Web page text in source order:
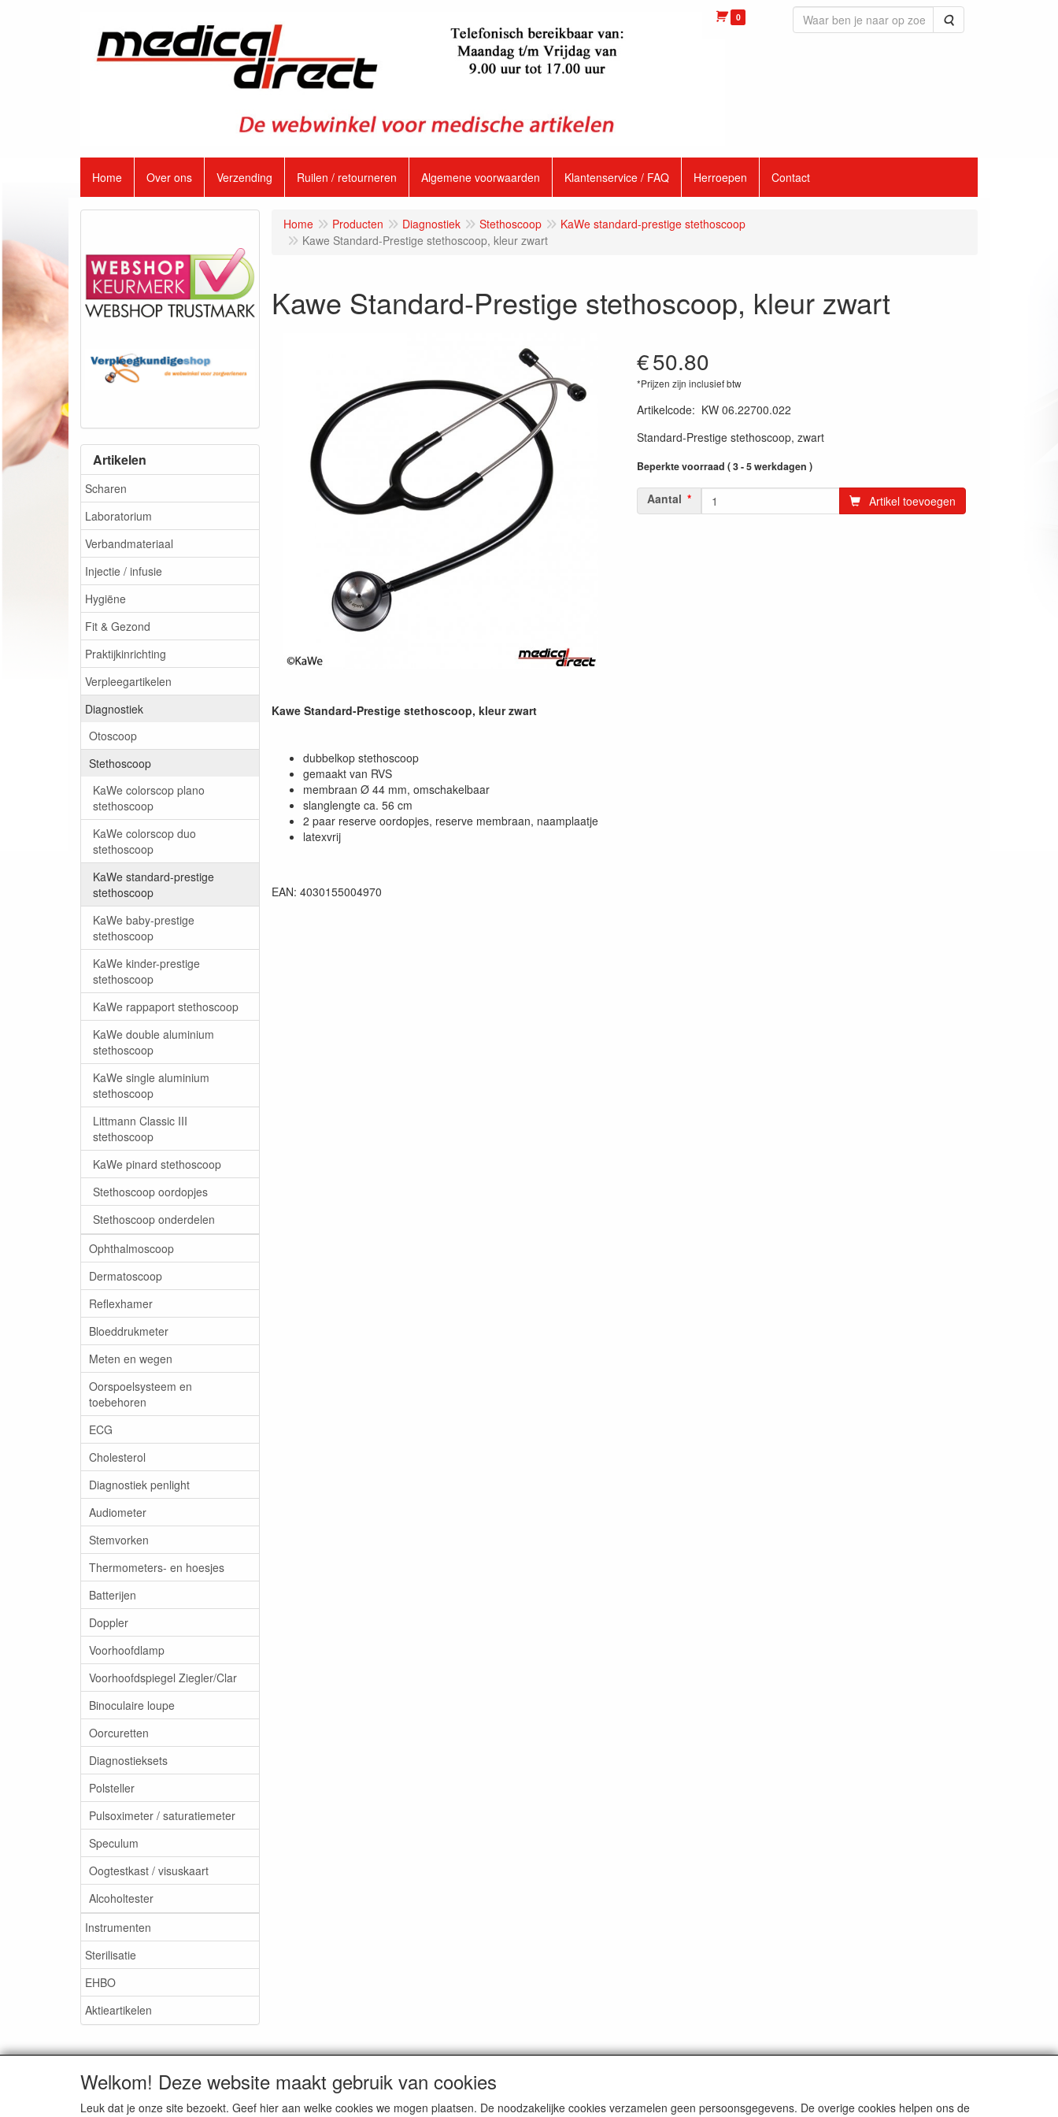
0 Zoeken
Home Over ons Verzending Ruilen / retourneren Algemene voorwaarden Klantenservice / FAQ Herroepen Contact
Artikelen
Scharen
Laboratorium
Verbandmateriaal
Injectie / infusie
Hygiëne
Fit & Gezond
Praktijkinrichting
Verpleegartikelen
Diagnostiek
Otoscoop
Stethoscoop
KaWe colorscop plano
stethoscoop
KaWe colorscop duo
stethoscoop
KaWe standard-prestige
stethoscoop
KaWe baby-prestige
stethoscoop
KaWe kinder-prestige
stethoscoop
KaWe rappaport stethoscoop
KaWe double aluminium
stethoscoop
KaWe single aluminium
stethoscoop
Littmann Classic III
stethoscoop
KaWe pinard stethoscoop
Stethoscoop oordopjes
Stethoscoop onderdelen
Ophthalmoscoop
Dermatoscoop
Reflexhamer
Bloeddrukmeter
Meten en wegen
Oorspoelsysteem en
toebehoren
ECG
Cholesterol
Diagnostiek penlight
Audiometer
Stemvorken
Thermometers- en hoesjes
Batterijen
Doppler
Voorhoofdlamp
Voorhoofdspiegel Ziegler/Clar
Binoculaire loupe
Oorcuretten
Diagnostieksets
Polsteller
Pulsoximeter / saturatiemeter
Speculum
Oogtestkast / visuskaart
Alcoholtester
Instrumenten
Sterilisatie
EHBO
Aktieartikelen
Home Producten Diagnostiek Stethoscoop
KaWe standard-prestige stethoscoop
Kawe Standard-Prestige stethoscoop, kleur zwart
Kawe Standard-Prestige stethoscoop, kleur zwart
€50.80
*Prijzen zijn inclusief btw
Artikelcode: KW 06.22700.022
Standard-Prestige stethoscoop, zwart
Beperkte voorraad ( 3 - 5 werkdagen )
Aantal Artikel toevoegen
Kawe Standard-Prestige stethoscoop, kleur zwart
dubbelkop stethoscoop
gemaakt van RVS
membraan Ø 44 mm, omschakelbaar
slanglengte ca. 56 cm
2 paar reserve oordopjes, reserve membraan, naamplaatje
latexvrij
EAN: 4030155004970
Welkom! Deze website maakt gebruik van cookies
Leuk dat je onze site bezoekt. Geef hier aan welke cookies we mogen plaatsen. De noodzakelijke cookies verzamelen geen persoonsgegevens. De overige cookies helpen ons de